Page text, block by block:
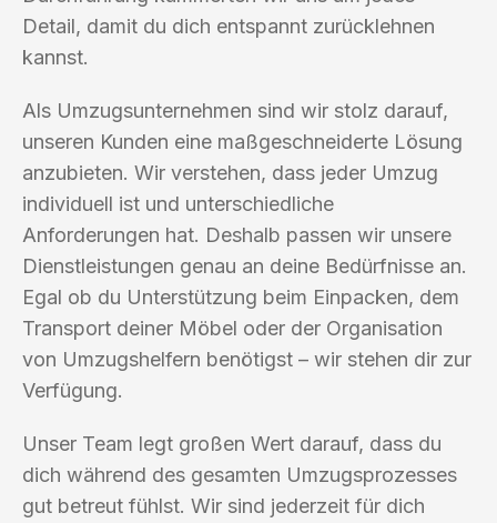
Detail, damit du dich entspannt zurücklehnen
kannst.
Als Umzugsunternehmen sind wir stolz darauf,
unseren Kunden eine maßgeschneiderte Lösung
anzubieten. Wir verstehen, dass jeder Umzug
individuell ist und unterschiedliche
Anforderungen hat. Deshalb passen wir unsere
Dienstleistungen genau an deine Bedürfnisse an.
Egal ob du Unterstützung beim Einpacken, dem
Transport deiner Möbel oder der Organisation
von Umzugshelfern benötigst – wir stehen dir zur
Verfügung.
Unser Team legt großen Wert darauf, dass du
dich während des gesamten Umzugsprozesses
gut betreut fühlst. Wir sind jederzeit für dich